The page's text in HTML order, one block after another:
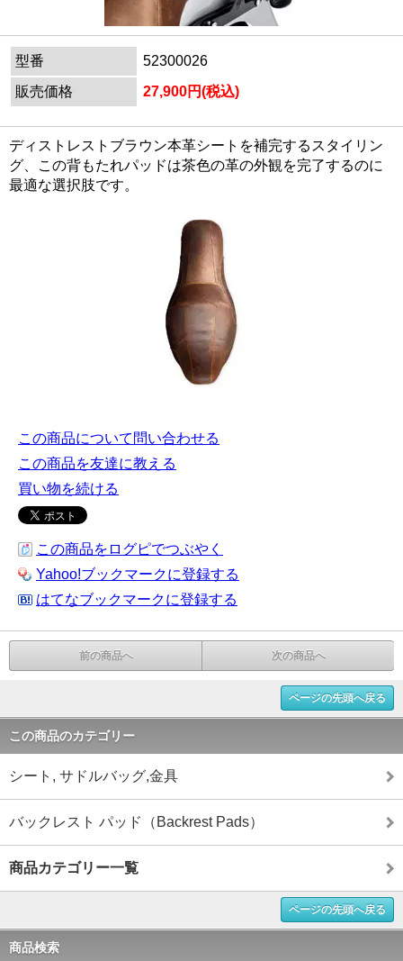
型番
52300026
販売価格
27,900円(税込)
ディストレストブラウン本革シートを補完するスタイリン
グ、この背もたれパッドは茶色の革の外観を完了するのに
最適な選択肢です。
この商品について問い合わせる
この商品を友達に教える
買い物を続ける
この商品をログピでつぶやく
Yahoo!ブックマークに登録する
はてなブックマークに登録する
前の商品へ 次の商品へ
ページの先頭へ戻る
この商品のカテゴリー
シート, サドルバッグ,金具
バックレスト パッド（Backrest Pads）
商品カテゴリー一覧
ページの先頭へ戻る
商品検索